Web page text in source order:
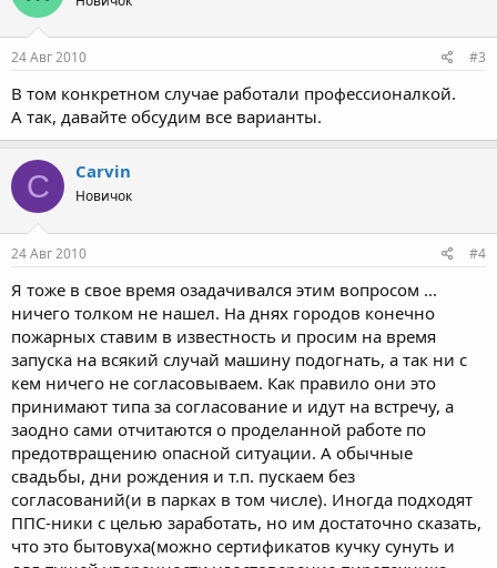
24 Авг 2010 #3
В том конкретном случае работали профессионалкой.
А так, давайте обсудим все варианты.
C Carvin
Новичок
24 Авг 2010 #4
Я тоже в свое время озадачивался этим вопросом ...
ничего толком не нашел. На днях городов конечно
пожарных ставим в известность и просим на время
запуска на всякий случай машину подогнать, а так ни с
кем ничего не согласовываем. Как правило они это
принимают типа за согласование и идут на встречу, а
заодно сами отчитаются о проделанной работе по
предотвращению опасной ситуации. А обычные
свадьбы, дни рождения и т.п. пускаем без
согласований(и в парках в том числе). Иногда подходят
ППС-ники с целью заработать, но им достаточно сказать,
что это бытовуха(можно сертификатов кучку сунуть и